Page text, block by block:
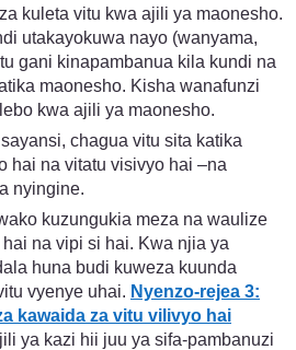
kuleta vitu kwa ajili ya maonesho.
utakayokuwa nayo (wanyama,
gani kinapambanua kila kundi na
maonesho. Kisha wanafunzi
kwa ajili ya maonesho.
chagua vitu sita katika
hai na vitatu visivyo hai –na
nyingine.
kuzungukia meza na waulize
na vipi si hai. Kwa njia ya
huna budi kuweza kuunda
vyenye uhai. Nyenzo-rejea 3:
kawaida za vitu vilivyo hai
ya kazi hii juu ya sifa-pambanuzi